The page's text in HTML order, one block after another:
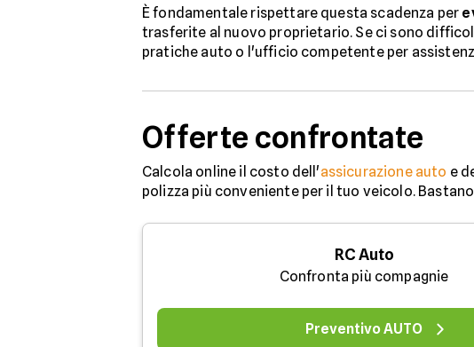
È fondamentale rispettare questa scadenza per
trasferite al nuovo proprietario. Se ci sono
pratiche auto o l'ufficio competente per
Offerte confrontate
Calcola online il costo dell'assicurazione auto e
polizza più conveniente per il tuo veicolo.
RC Auto
Confronta più compagnie
Preventivo AUTO